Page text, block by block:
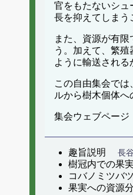
官をもたないシュ
長を抑えてしまう
また、資源が有
う。加えて、繁
ように輸送される
この自由集会で
ルから樹木個体
集会ウェブペー
趣旨説明 長
樹冠内での果
コバノミツバ
果実への資源